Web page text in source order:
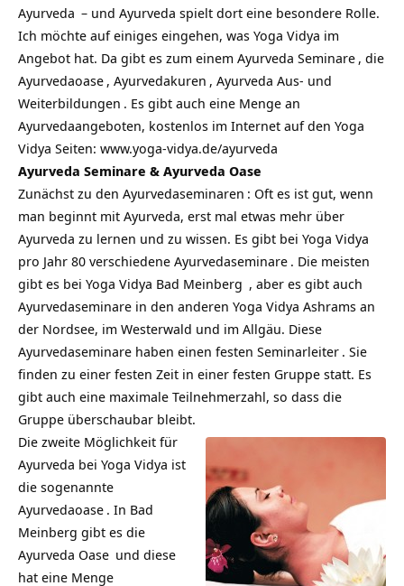
Ayurveda – und Ayurveda spielt dort eine besondere Rolle.
Ich möchte auf einiges eingehen, was Yoga Vidya im
Angebot hat. Da gibt es zum einem Ayurveda Seminare , die
Ayurvedaoase , Ayurvedakuren , Ayurveda Aus- und
Weiterbildungen . Es gibt auch eine Menge an
Ayurvedaangeboten, kostenlos im Internet auf den Yoga
Vidya Seiten: www.yoga-vidya.de/ayurveda
Ayurveda Seminare & Ayurveda Oase
Zunächst zu den Ayurvedaseminaren : Oft es ist gut, wenn
man beginnt mit Ayurveda, erst mal etwas mehr über
Ayurveda zu lernen und zu wissen. Es gibt bei Yoga Vidya
pro Jahr 80 verschiedene Ayurvedaseminare . Die meisten
gibt es bei Yoga Vidya Bad Meinberg , aber es gibt auch
Ayurvedaseminare in den anderen Yoga Vidya Ashrams an
der Nordsee, im Westerwald und im Allgäu. Diese
Ayurvedaseminare haben einen festen Seminarleiter . Sie
finden zu einer festen Zeit in einer festen Gruppe statt. Es
gibt auch eine maximale Teilnehmerzahl, so dass die
Gruppe überschaubar bleibt.
Die zweite Möglichkeit für
Ayurveda bei Yoga Vidya ist
die sogenannte
Ayurvedaoase . In Bad
Meinberg gibt es die
Ayurveda Oase und diese
hat eine Menge